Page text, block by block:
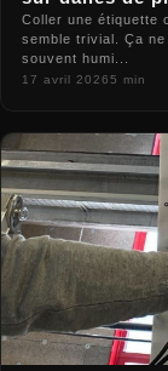
Coller une étiquette
semble trivial. Ça
souvent humi...
17 avril 20265 min